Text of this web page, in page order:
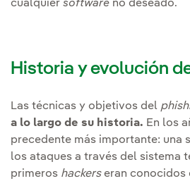
cualquier software no deseado.
Historia y evolución
Las técnicas y objetivos del
a lo largo de su historia. En los
precedente más importante: una
los ataques a través del sistema
primeros hackerseran conocidos